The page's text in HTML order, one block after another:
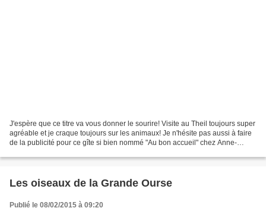
J'espère que ce titre va vous donner le sourire! Visite au Theil toujours super
agréable et je craque toujours sur les animaux! Je n'hésite pas aussi à faire
de la publicité pour ce gîte si bien nommé "Au bon accueil" chez Anne-
Les oiseaux de la Grande Ourse
Publié le 08/02/2015 à 09:20